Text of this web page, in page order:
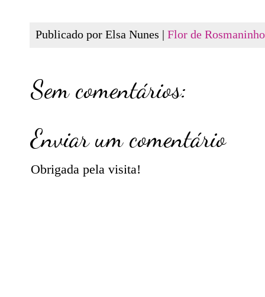
Publicado por Elsa Nunes | Flor de
Sem comentários:
Enviar um comentário
Obrigada pela visita!